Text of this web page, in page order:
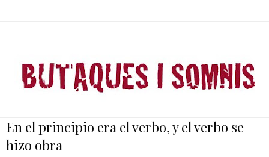
En el principio era el verbo, y el verbo se
hizo obra